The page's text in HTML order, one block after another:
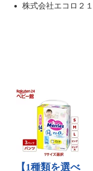
株式会社エコロ２